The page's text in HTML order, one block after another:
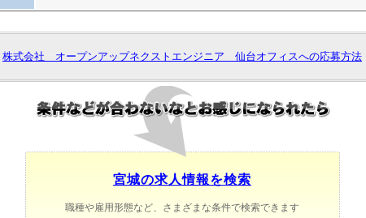
株式会社 オープンアップネクストエンジニア 仙台オフィスへの応募方法
宮城の求人情報を検索
職種や雇用形態など、さまざまな条件で検索できます